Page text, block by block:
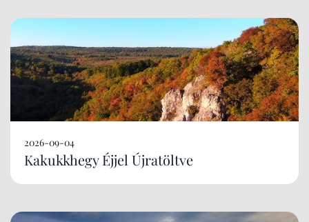
2026-09-04
Kakukkhegy Éjjel Újratöltve